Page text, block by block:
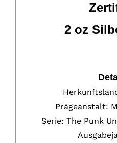
2 oz
Prägeanstalt:
Serie: The Punk